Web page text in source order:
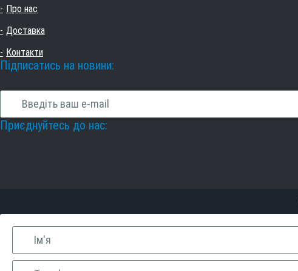
Про нас
Доставка
Контакти
Підписатись на новини:
Приєднуйтесь до нас: